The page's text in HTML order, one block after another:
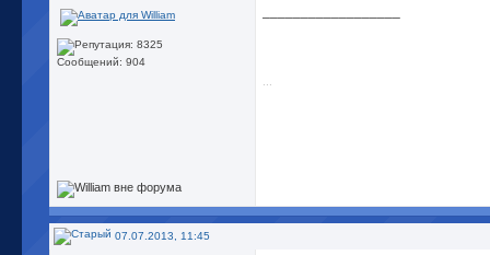
Сообщений: 904
07.07.2013, 11:45